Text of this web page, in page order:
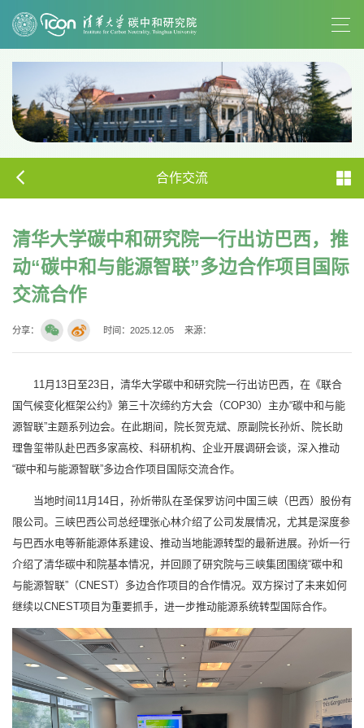
合作交流
清华大学碳中和研究院一行出访巴西，推
动“碳中和与能源智联”多边合作项目国际
交流合作
分享： 时间：2025.12.05 来源：
11月13日至23日，清华大学碳中和研究院一行出访巴西，在《联合
国气候变化框架公约》第三十次缔约方大会（COP30）主办“碳中和与能
源智联”主题系列边会。在此期间，院长贺克斌、原副院长孙炘、院长助
理鲁玺带队赴巴西多家高校、科研机构、企业开展调研会谈，深入推动
“碳中和与能源智联”多边合作项目国际交流合作。
当地时间11月14日，孙炘带队在圣保罗访问中国三峡（巴西）股份有
限公司。三峡巴西公司总经理张心林介绍了公司发展情况，尤其是深度参
与巴西水电等新能源体系建设、推动当地能源转型的最新进展。孙炘一行
介绍了清华碳中和院基本情况，并回顾了研究院与三峡集团围绕“碳中和
与能源智联”（CNEST）多边合作项目的合作情况。双方探讨了未来如何
继续以CNEST项目为重要抓手，进一步推动能源系统转型国际合作。